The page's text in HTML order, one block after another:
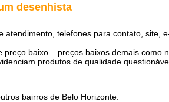
desenhista
atendimento, telefones para contato, site,
preço baixo – preços baixos demais como
produtos de qualidade
bairros de Belo Horizonte: